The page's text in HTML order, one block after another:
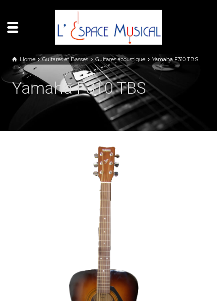
Home Guitares et Basses Guitares acoustique Yamaha F310 TBS
Yamaha F310 TBS